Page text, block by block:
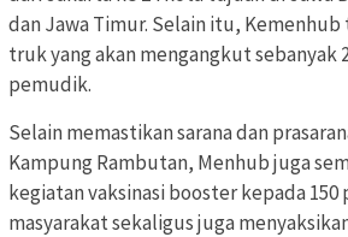
dan Jawa Timur. Selain itu,
truk yang akan mengangkut sebanyak
pemudik.
Selain memastikan sarana dan
Kampung Rambutan, Menhub juga
kegiatan vaksinasi booster kepada
masyarakat sekaligus juga